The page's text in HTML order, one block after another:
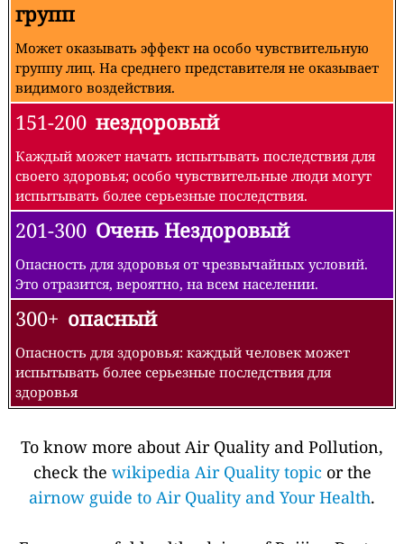
групп
Может оказывать эффект на особо чувствительную
группу лиц. На среднего представителя не оказывает
видимого воздействия.
151-200 нездоровый
Каждый может начать испытывать последствия для
своего здоровья; особо чувствительные люди могут
испытывать более серьезные последствия.
201-300 Очень Нездоровый
Опасность для здоровья от чрезвычайных условий.
Это отразится, вероятно, на всем населении.
300+ опасный
Опасность для здоровья: каждый человек может
испытывать более серьезные последствия для
здоровья
To know more about Air Quality and Pollution,
check the wikipedia Air Quality topic or the
airnow guide to Air Quality and Your Health.